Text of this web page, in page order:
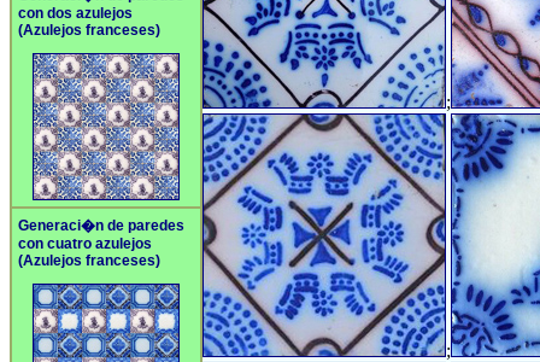
con dos azulejos
(Azulejos franceses)
Generaci�n de paredes
con cuatro azulejos
(Azulejos franceses)
;
;